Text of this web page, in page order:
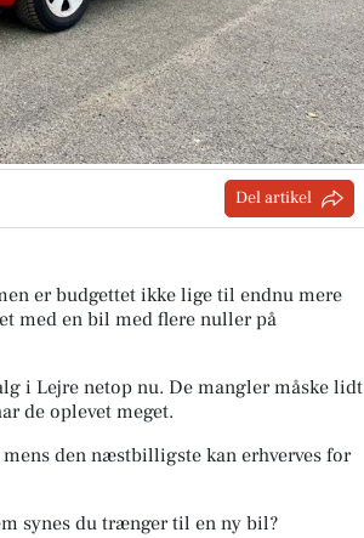
Del artikel
er budgettet ikke lige til endnu mere
med en bil med flere nuller på
i Lejre netop nu. De mangler måske lidt
de oplevet meget.
den næstbilligste kan erhverves for
synes du trænger til en ny bil?